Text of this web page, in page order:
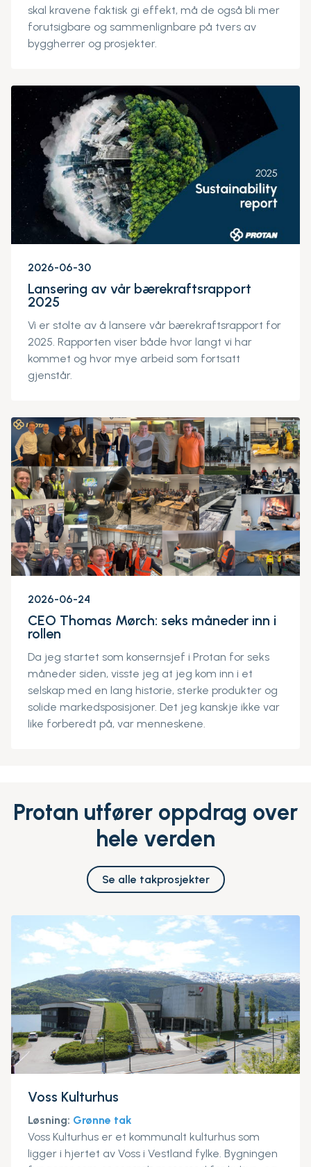
skal kravene faktisk gi effekt, må de også bli mer
forutsigbare og sammenlignbare på tvers av
byggherrer og prosjekter.
2026-06-30
Lansering av vår bærekraftsrapport
2025
Vi er stolte av å lansere vår bærekraftsrapport for
2025. Rapporten viser både hvor langt vi har
kommet og hvor mye arbeid som fortsatt
gjenstår.
2026-06-24
CEO Thomas Mørch: seks måneder inn i
rollen
Da jeg startet som konsernsjef i Protan for seks
måneder siden, visste jeg at jeg kom inn i et
selskap med en lang historie, sterke produkter og
solide markedsposisjoner. Det jeg kanskje ikke var
like forberedt på, var menneskene.
Protan utfører oppdrag over
hele verden
Se alle takprosjekter
Voss Kulturhus
Løsning: Grønne tak
Voss Kulturhus er et kommunalt kulturhus som
ligger i hjertet av Voss i Vestland fylke. Bygningen